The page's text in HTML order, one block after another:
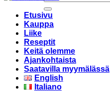
Etusivu
Kauppa
Liike
Reseptit
Keitä olemme
Ajankohtaista
Saatavilla myymälässä
English
Italiano